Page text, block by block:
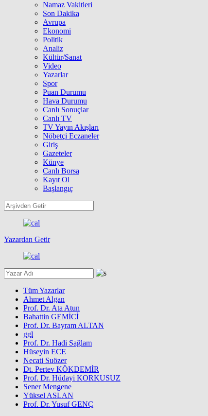
Namaz Vakitleri
Son Dakika
Avrupa
Ekonomi
Politik
Analiz
Kültür/Sanat
Video
Yazarlar
Spor
Puan Durumu
Hava Durumu
Canlı Sonuçlar
Canlı TV
TV Yayın Akışları
Nöbetçi Eczaneler
Giriş
Gazeteler
Künye
Canlı Borsa
Kayıt Ol
Başlangıç
Yazardan Getir
Tüm Yazarlar
Ahmet Algan
Prof. Dr. Ata Atun
Bahattin GEMİCİ
Prof. Dr. Bayram ALTAN
ggl
Prof. Dr. Hadi Sağlam
Hüseyin ECE
Necati Suözer
Dt. Pertev KÖKDEMİR
Prof. Dr. Hüdayi KORKUSUZ
Sener Mengene
Yüksel ASLAN
Prof. Dr. Yusuf GENÇ